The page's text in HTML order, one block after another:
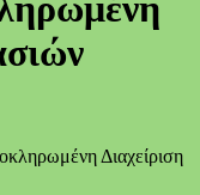
Διαχείριση